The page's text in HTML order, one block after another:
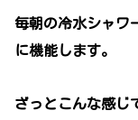
毎朝の冷水シャワ
に機能します。
ざっとこんな感じ